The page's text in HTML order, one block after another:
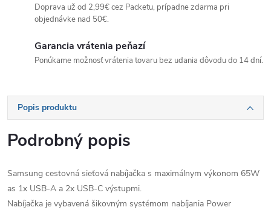
Doprava už od 2,99€ cez Packetu, prípadne zdarma pri
objednávke nad 50€.
Garancia vrátenia peňazí
Ponúkame možnosť vrátenia tovaru bez udania dôvodu do 14 dní.
Popis produktu
Podrobný popis
Samsung cestovná sieťová nabíjačka s maximálnym výkonom 65W
as 1x USB-A a 2x USB-C výstupmi.
Nabíjačka je vybavená šikovným systémom nabíjania Power